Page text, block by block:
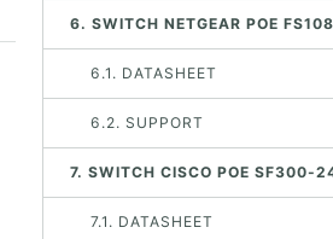
6. SWITCH NETGEAR POE
6.1. DATASHEET
6.2. SUPPORT
7. SWITCH CISCO POE SF300-
7.1. DATASHEET